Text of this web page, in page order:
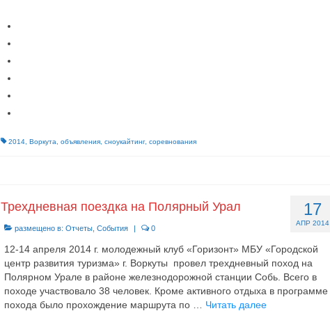
2014, Воркута объявления, сноукайтинг, соревнования
17
АПР 2014
Трехдневная поездка на Полярный Урал
размещено в: Отчеты, События | 0
12-14 апреля 2014 г. молодежный клуб «Горизонт» МБУ «Городской
центр развития туризма» г. Воркуты провел трехдневный поход на
Полярном Урале в районе железнодорожной станции Собь. Всего в
походе участвовало 38 человек. Кроме активного отдыха в программе
похода было прохождение маршрута по … Читать далее